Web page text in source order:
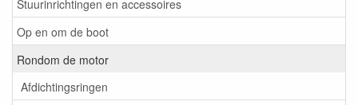
Stuurinrichtingen en accessoires
Op en om de boot
Rondom de motor
Afdichtingsringen